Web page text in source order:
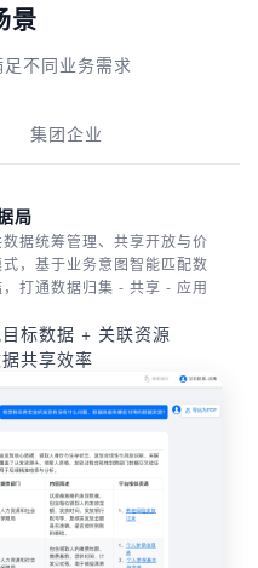
景
不同业务需求
集团企业
局
据统筹管理、共享开放与价
，基于业务意图智能匹配数
打通数据归集 - 共享 - 应用
标数据 + 关联资源
共享效率